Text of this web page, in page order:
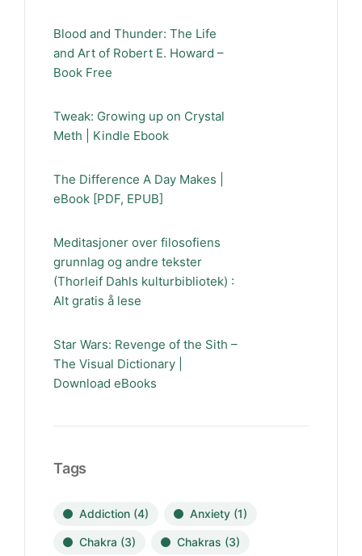
Blood and Thunder: The Life
and Art of Robert E. Howard –
Book Free
Tweak: Growing up on Crystal
Meth | Kindle Ebook
The Difference A Day Makes |
eBook [PDF, EPUB]
Meditasjoner over filosofiens
grunnlag og andre tekster
(Thorleif Dahls kulturbibliotek) :
Alt gratis å lese
Star Wars: Revenge of the Sith –
The Visual Dictionary |
Download eBooks
Tags
Addiction (4) Anxiety (1)
Chakra (3) Chakras (3)